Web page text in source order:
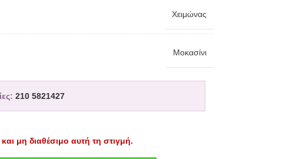
Χειμώνας
Μοκασίνι
210 5821427
μη διαθέσιμο αυτή τη στιγμή.